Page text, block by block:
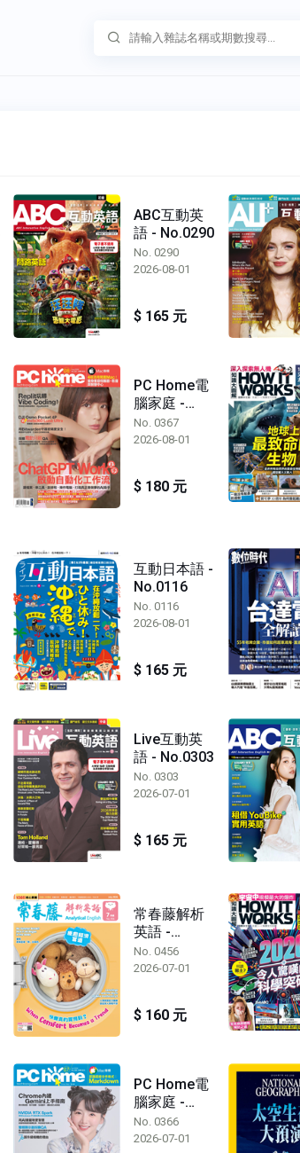
ABC互動英
語 - No.0290
No. 0290
2026-08-01
$ 165 元
PC Home電
腦家庭 -
No.0367
No. 0367
2026-08-01
$ 180 元
互動日本語 -
No.0116
No. 0116
2026-08-01
$ 165 元
Live互動英
語 - No.0303
No. 0303
2026-07-01
$ 165 元
常春藤解析
英語 -
No.0456
No. 0456
2026-07-01
$ 160 元
PC Home電
腦家庭 -
No.0366
No. 0366
2026-07-01